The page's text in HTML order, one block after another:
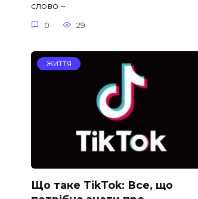
слово –
0 29
ЖИТТЯ
Що таке TikTok: Все, що